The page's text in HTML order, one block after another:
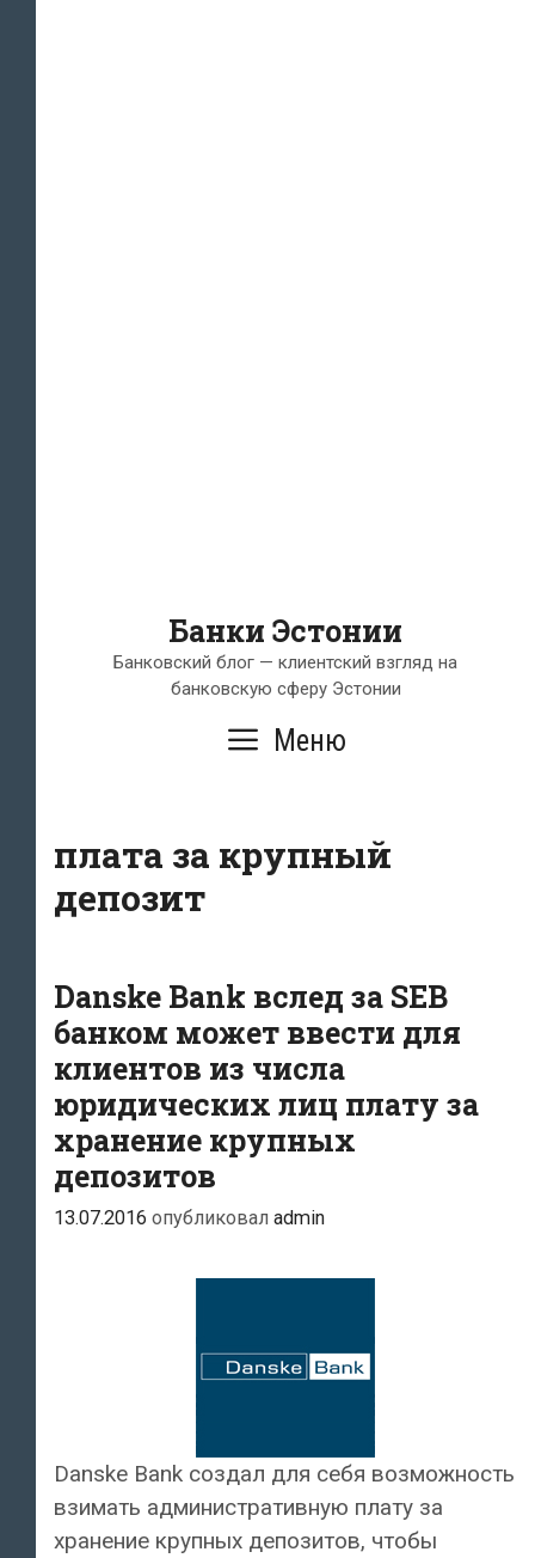
Банки Эстонии
Банковский блог — клиентский взгляд на
банковскую сферу Эстонии
Меню
плата за крупный
депозит
Danske Bank вслед за SEB
банком может ввести для
клиентов из числа
юридических лиц плату за
хранение крупных
депозитов
13.07.2016 опубликовал admin
Danske Bank создал для себя возможность
взимать административную плату за
хранение крупных депозитов, чтобы